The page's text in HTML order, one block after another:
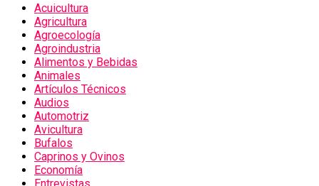
Acuicultura
Agricultura
Agroecología
Agroindustria
Alimentos y Bebidas
Animales
Artículos Técnicos
Audios
Automotriz
Avicultura
Bufalos
Caprinos y Ovinos
Economía